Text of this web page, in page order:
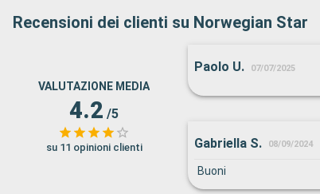
Recensioni dei clienti su Norwegian Star
VALUTAZIONE MEDIA
4.2 /5
su 11 opinioni clienti
Paolo U. 07/07/2025
Gabriella S. 08/09/2024
Buoni